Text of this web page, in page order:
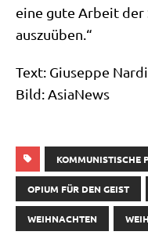
eine gute Arbeit der
auszuüben.“
Text: Giu­sep­pe Nardi
Bild: AsiaNews
KOMMUNISTISCHE
OPIUM FÜR DEN GEIST
WEIHNACHTEN